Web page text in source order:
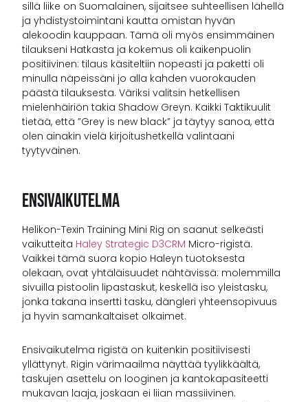
sillä liike on Suomalainen, sijaitsee suhteellisen lähellä
ja yhdistystoimintani kautta omistan hyvän
alekoodin kauppaan. Tämä oli myös ensimmäinen
tilaukseni Hatkasta ja kokemus oli kaikenpuolin
positiivinen: tilaus käsiteltiin nopeasti ja paketti oli
minulla näpeissäni jo alla kahden vuorokauden
päästä tilauksesta. Väriksi valitsin hetkellisen
mielenhäiriön takia Shadow Greyn. Kaikki Taktikuulit
tietää, että ”Grey is new black” ja täytyy sanoa, että
olen ainakin vielä kirjoitushetkellä valintaani
tyytyväinen.
Ensivaikutelma
Helikon-Texin Training Mini Rig on saanut selkeästi
vaikutteita Haley Strategic D3CRM Micro-rigistä.
Vaikkei tämä suora kopio Haleyn tuotoksesta
olekaan, ovat yhtäläisuudet nähtävissä: molemmilla
sivuilla pistoolin lipastaskut, keskellä iso yleistasku,
jonka takana insertti tasku, dängleri yhteensopivuus
ja hyvin samankaltaiset olkaimet.
Ensivaikutelma rigistä on kuitenkin positiivisesti
yllättynyt. Rigin värimaailma näyttää tyylikkäältä,
taskujen asettelu on looginen ja kantokapasiteetti
mukavan laaja, joskaan ei liian massiivinen.